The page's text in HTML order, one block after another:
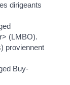
dirigeants
(LMBO).
proviennent
Buy-